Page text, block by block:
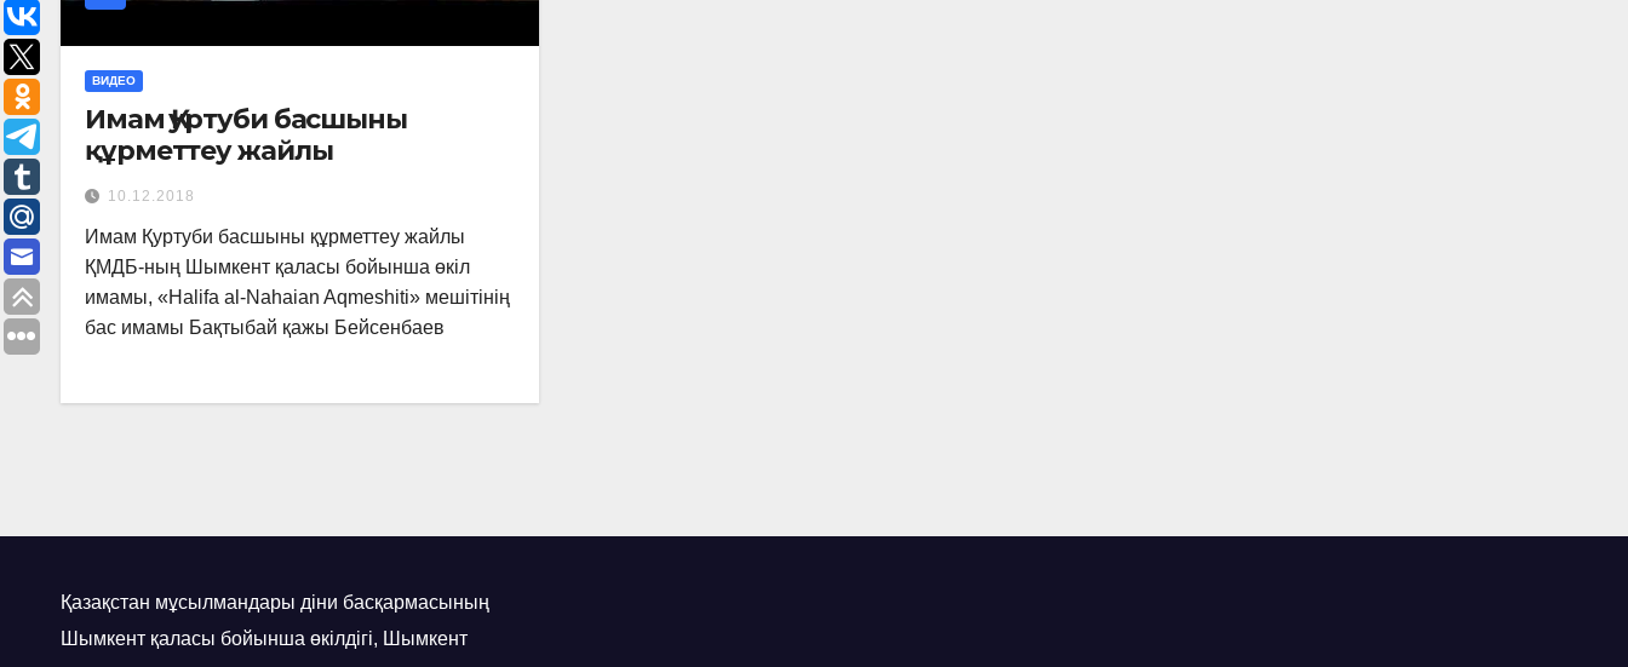
ВИДЕО
Имам Қуртуби басшыны
құрметтеу жайлы
10.12.2018
Имам Қуртуби басшыны құрметтеу жайлы
ҚМДБ-ның Шымкент қаласы бойынша өкіл
имамы, «Halifa al-Nahaian Aqmeshiti» мешітінің
бас имамы Бақтыбай қажы Бейсенбаев
Қазақстан мұсылмандары діни басқармасының
Шымкент қаласы бойынша өкілдігі, Шымкент